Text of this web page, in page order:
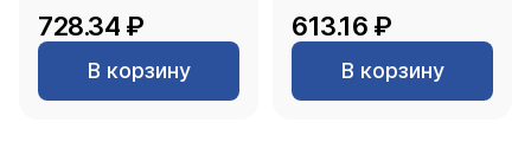
728.34 ₽
В корзину
613.16 ₽
В корзину